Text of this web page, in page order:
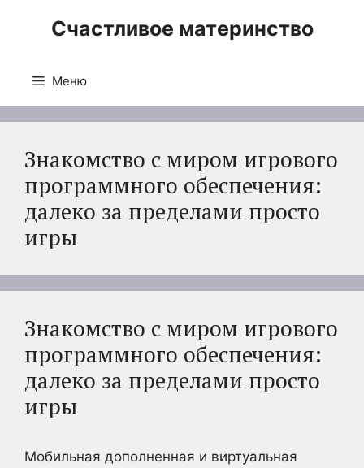
Счастливое материнство
Меню
Знакомство с миром игрового
программного обеспечения:
далеко за пределами просто
игры
Знакомство с миром игрового
программного обеспечения:
далеко за пределами просто
игры
Мобильная дополненная и виртуальная